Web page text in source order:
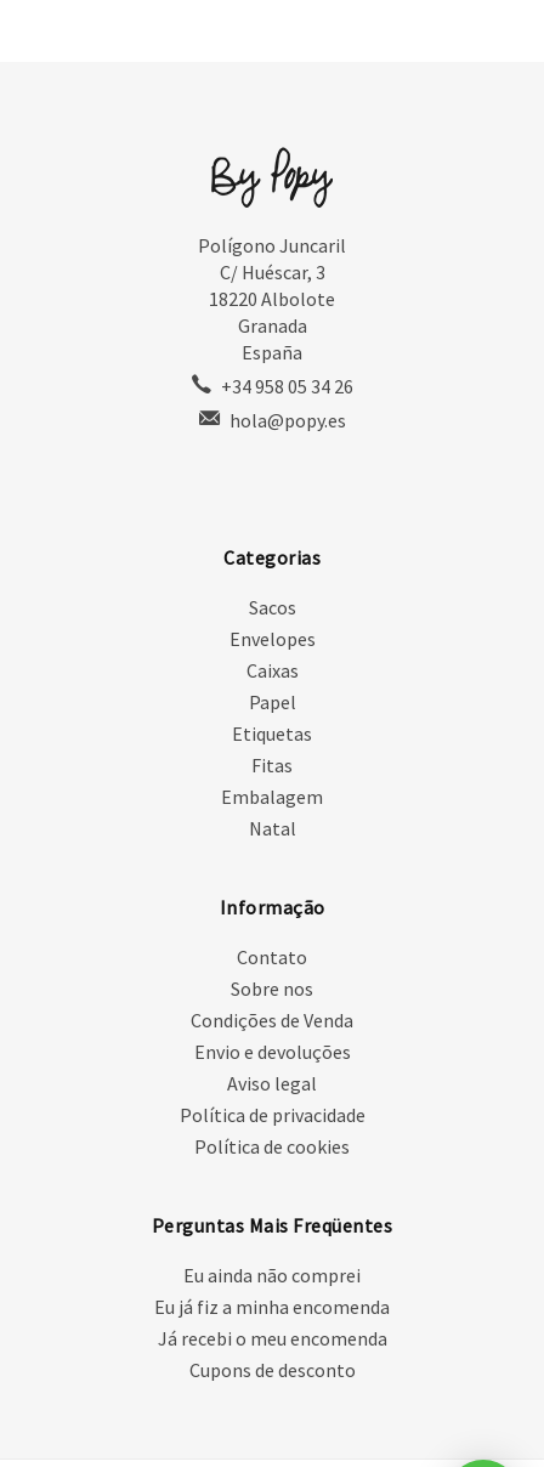
Polígono Juncaril
C/ Huéscar, 3
18220 Albolote
Granada
España
+34 958 05 34 26
hola@popy.es
Categorias
Sacos
Envelopes
Caixas
Papel
Etiquetas
Fitas
Embalagem
Natal
Informação
Contato
Sobre nos
Condições de Venda
Envio e devoluções
Aviso legal
Política de privacidade
Política de cookies
Perguntas Mais Freqüentes
Eu ainda não comprei
Eu já fiz a minha encomenda
Já recebi o meu encomenda
Cupons de desconto